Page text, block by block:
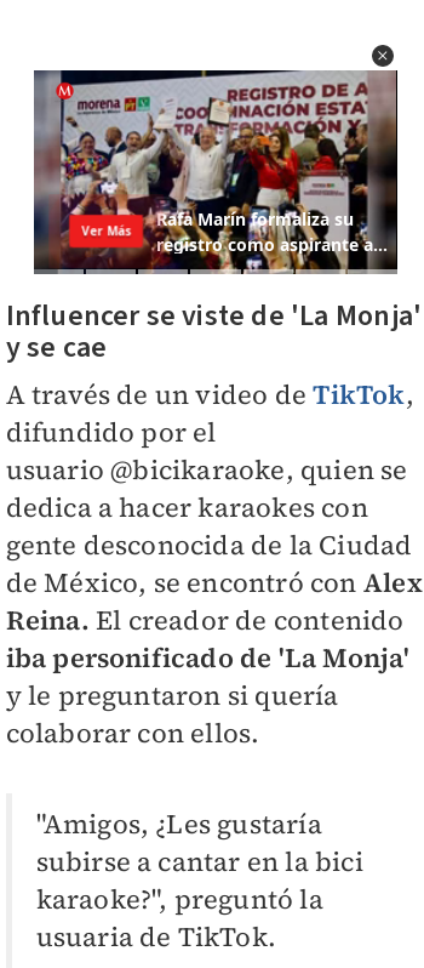
Influencer se viste de 'La Monja'
y se cae
A través de un video deTikTok,
difundido por el
usuario@bicikaraoke, quien se
dedica a hacer karaokes con
gente desconocida de la Ciudad
de México, se encontró con Alex
Reina. El creador de contenido
iba personificado de 'La Monja'
y le preguntaron si quería
colaborar con ellos.
"Amigos, ¿Les gustaría
subirse a cantar en la bici
karaoke?", preguntó la
usuaria de TikTok.